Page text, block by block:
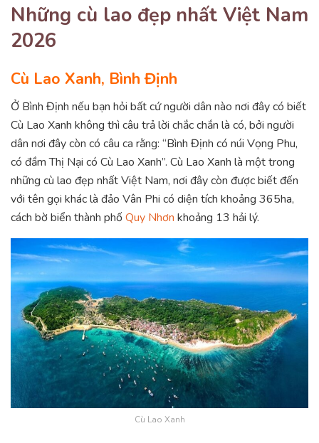
Những cù lao đẹp nhất Việt Nam
2026
Cù Lao Xanh, Bình Định
Ở Bình Định nếu bạn hỏi bất cứ người dân nào nơi đây có biết
Cù Lao Xanh không thì câu trả lời chắc chắn là có, bởi người
dân nơi đây còn có câu ca rằng: “Bình Định có núi Vọng Phu,
có đầm Thị Nại có Cù Lao Xanh”. Cù Lao Xanh là một trong
những cù lao đẹp nhất Việt Nam, nơi đây còn được biết đến
với tên gọi khác là đảo Vân Phi có diện tích khoảng 365ha,
cách bờ biển thành phốQuy Nhơn khoảng 13 hải lý.
Cù Lao Xanh